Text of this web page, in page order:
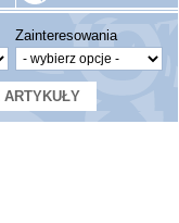
Zainteresowania